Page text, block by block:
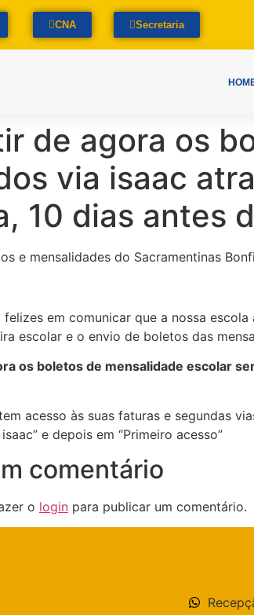
CNA Secretaria
de agora os
via isaac
10 dias antes
e mensalidades do Sacramentinas
felizes em comunicar que a nossa
escolar e o envio de boletos das
os boletos de mensalidade escolar
acesso às suas faturas e segundas
e depois em “Primeiro acesso”
comentário
o login para publicar um comentário.